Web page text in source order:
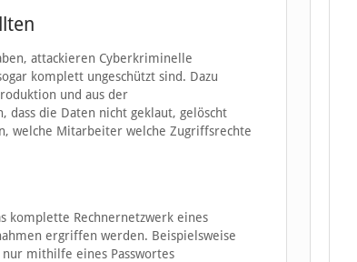
attackieren Cyberkriminelle
komplett ungeschützt sind. Dazu
und aus der
die Daten nicht geklaut, gelöscht
welche Mitarbeiter welche Zugriffsrechte
komplette Rechnernetzwerk eines
ergriffen werden. Beispielsweise
mithilfe eines Passwortes